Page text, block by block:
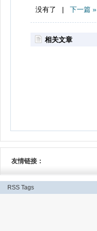
没有了 | 下一篇 »
相关文章
友情链接：
RSS Tags